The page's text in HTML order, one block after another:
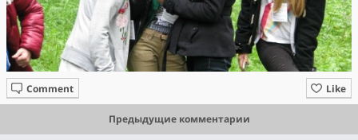
Like
Comment
Предыдущие комментарии